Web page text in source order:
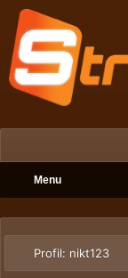
Menu
Profil: nikt123